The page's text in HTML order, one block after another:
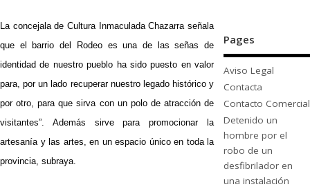
La concejala de Cultura Inmaculada Chazarra señala
que el barrio del Rodeo es una de las señas de
identidad de nuestro pueblo ha sido puesto en valor
para, por un lado recuperar nuestro legado histórico y
por otro, para que sirva con un polo de atracción de
visitantes”. Además sirve para promocionar la
artesanía y las artes, en un espacio único en toda la
provincia, subraya.
Pages
Aviso Legal
Contacta
Contacto Comercial
Detenido un
hombre por el
robo de un
desfibrilador en
una instalación